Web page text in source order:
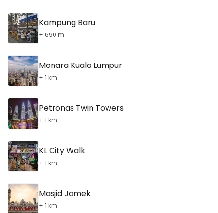
Kampung Baru
+ 690 m
Menara Kuala Lumpur
+ 1 km
Petronas Twin Towers
+ 1 km
KL City Walk
+ 1 km
Masjid Jamek
+ 1 km